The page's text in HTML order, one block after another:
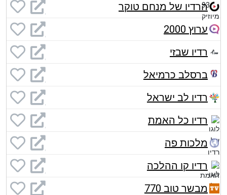
הרדיו של מנחם טוקר
ערוץ 2000
רדיו שבזי
ברסלב כרמיאל
רדיו לב ישראל
רדיו כל האמת
מלכות פה
רדיו קו ההלכה
מבשר טוב 770